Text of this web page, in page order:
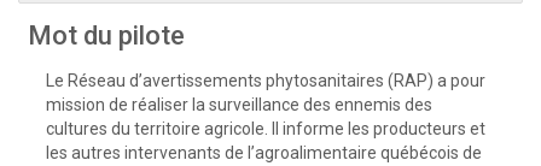
Mot du pilote
Le Réseau d’avertissements phytosanitaires (RAP) a pour
mission de réaliser la surveillance des ennemis des
cultures du territoire agricole. Il informe les producteurs et
les autres intervenants de l’agroalimentaire québécois de